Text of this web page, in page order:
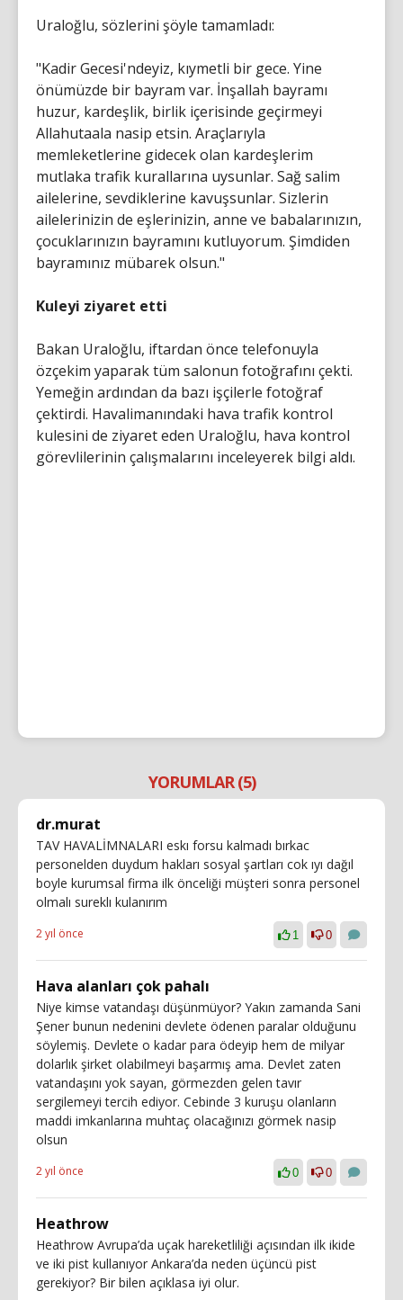
Uraloğlu, sözlerini şöyle tamamladı:
"Kadir Gecesi'ndeyiz, kıymetli bir gece. Yine
önümüzde bir bayram var. İnşallah bayramı
huzur, kardeşlik, birlik içerisinde geçirmeyi
Allahutaala nasip etsin. Araçlarıyla
memleketlerine gidecek olan kardeşlerim
mutlaka trafik kurallarına uysunlar. Sağ salim
ailelerine, sevdiklerine kavuşsunlar. Sizlerin
ailelerinizin de eşlerinizin, anne ve babalarınızın,
çocuklarınızın bayramını kutluyorum. Şimdiden
bayramınız mübarek olsun."
Kuleyi ziyaret etti
Bakan Uraloğlu, iftardan önce telefonuyla
özçekim yaparak tüm salonun fotoğrafını çekti.
Yemeğin ardından da bazı işçilerle fotoğraf
çektirdi. Havalimanındaki hava trafik kontrol
kulesini de ziyaret eden Uraloğlu, hava kontrol
görevlilerinin çalışmalarını inceleyerek bilgi aldı.
YORUMLAR (5)
dr.murat
TAV HAVALİMNALARI eskı forsu kalmadı bırkac
personelden duydum hakları sosyal şartları cok ıyı dağıl
boyle kurumsal firma ilk önceliği müşteri sonra personel
olmalı sureklı kulanırım
2 yıl önce 1 0
Hava alanları çok pahalı
Niye kimse vatandaşı düşünmüyor? Yakın zamanda Sani
Şener bunun nedenini devlete ödenen paralar olduğunu
söylemiş. Devlete o kadar para ödeyip hem de milyar
dolarlık şirket olabilmeyi başarmış ama. Devlet zaten
vatandaşını yok sayan, görmezden gelen tavır
sergilemeyi tercih ediyor. Cebinde 3 kuruşu olanların
maddi imkanlarına muhtaç olacağınızı görmek nasip
olsun
2 yıl önce 0 0
Heathrow
Heathrow Avrupa’da uçak hareketliliği açısından ilk ikide
ve iki pist kullanıyor Ankara’da neden üçüncü pist
gerekiyor? Bir bilen açıklasa iyi olur.